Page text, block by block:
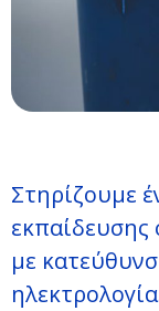
Στηρίζουμε
με